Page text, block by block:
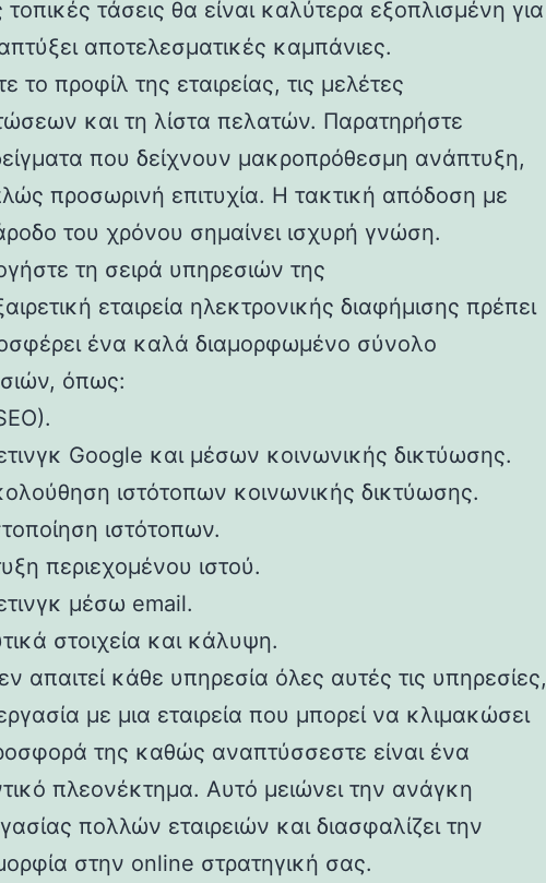
τοπικές τάσεις θα είναι καλύτερα εξοπλισμένη για
αποτελεσματικές καμπάνιες.
το προφίλ της εταιρείας, τις μελέτες
και τη λίστα πελατών. Παρατηρήστε
που δείχνουν μακροπρόθεσμη ανάπτυξη,
προσωρινή επιτυχία. Η τακτική απόδοση με
του χρόνου σημαίνει ισχυρή γνώση.
τη σειρά υπηρεσιών της
εταιρεία ηλεκτρονικής διαφήμισης πρέπει
ένα καλά διαμορφωμένο σύνολο
όπως:
Google και μέσων κοινωνικής δικτύωσης.
ιστότοπων κοινωνικής δικτύωσης.
ιστότοπων.
περιεχομένου ιστού.
μέσω email.
στοιχεία και κάλυψη.
απαιτεί κάθε υπηρεσία όλες αυτές τις υπηρεσίες,
με μια εταιρεία που μπορεί να κλιμακώσει
της καθώς αναπτύσσεστε είναι ένα
πλεονέκτημα. Αυτό μειώνει την ανάγκη
πολλών εταιρειών και διασφαλίζει την
στην online στρατηγική σας.